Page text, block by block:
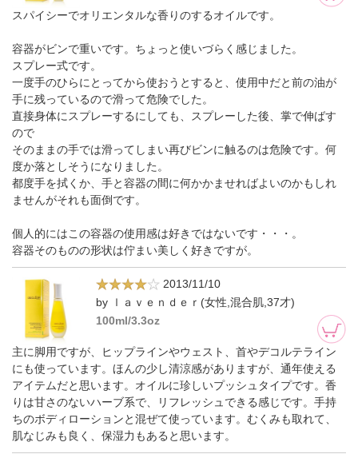
スパイシーでオリエンタルな香りのするオイルです。
容器がビンで重いです。ちょっと使いづらく感じました。
スプレー式です。
一度手のひらにとってから使おうとすると、使用中だと前の油が
手に残っているので滑って危険でした。
直接身体にスプレーするにしても、スプレーした後、掌で伸ばす
ので
そのままの手では滑ってしまい再びビンに触るのは危険です。何
度か落としそうになりました。
都度手を拭くか、手と容器の間に何かかませればよいのかもしれ
ませんがそれも面倒です。
個人的にはこの容器の使用感は好きではないです・・・。
容器そのものの形状は佇まい美しく好きですが。
2013/11/10
by ｌａｖｅｎｄｅｒ(女性,混合肌,37才)
100ml/3.3oz
主に脚用ですが、ヒップラインやウェスト、首やデコルテライン
にも使っています。ほんの少し清涼感がありますが、通年使える
アイテムだと思います。オイルに珍しいプッシュタイプです。香
りは甘さのないハーブ系で、リフレッシュできる感じです。手持
ちのボディローションと混ぜて使っています。むくみも取れて、
肌なじみも良く、保湿力もあると思います。